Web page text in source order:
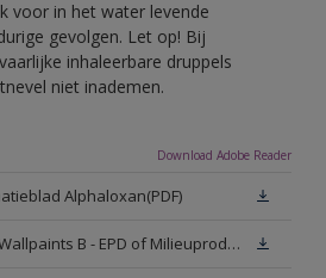
voor in het water levende
gevolgen. Let op! Bij
inhaleerbare druppels
niet inademen.
Download Adobe Reader
Alphaloxan(PDF)
Sikkens Exterior Wallpaints B - EPD of Milieuproductverklaring